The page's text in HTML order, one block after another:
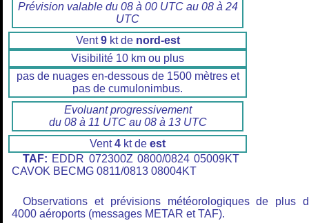
Prévision valable du 08 à 00 UTC au 08 à 24
UTC
Vent9kt de nord-est
Visibilité 10 km ou plus
pas de nuages en-dessous de 1500 mètres et
pas de cumulonimbus.
Evoluant progressivement
du 08 à 11 UTC au 08 à 13 UTC
Vent4 kt de est
TAF: EDDR 072300Z 0800/0824 05009KT
CAVOK BECMG 0811/0813 08004KT
Observations et prévisions météorologiques de plus
4000 aéroports (messages METAR et TAF).